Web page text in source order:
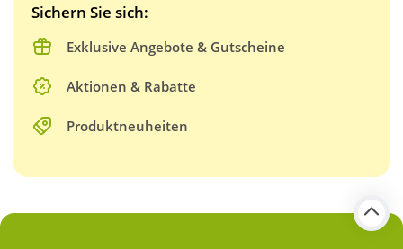
Sichern Sie sich:
Exklusive Angebote & Gutscheine
Aktionen & Rabatte
Produktneuheiten